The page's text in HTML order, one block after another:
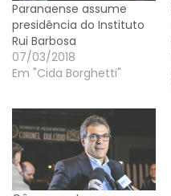
Paranaense assume
presidência do Instituto
Rui Barbosa
07/03/2018
Em "Cida Borghetti"